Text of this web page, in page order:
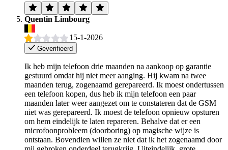
Quentin Limbourg
15-1-2026
Geverifieerd
Ik heb mijn telefoon drie maanden na aankoop op garantie
gestuurd omdat hij niet meer aanging. Hij kwam na twee
maanden terug, zogenaamd gerepareerd. Ik moest ondertussen
een telefoon kopen, dus heb ik mijn telefoon een paar
maanden later weer aangezet om te constateren dat de GSM
niet was gerepareerd. Ik moest de telefoon opnieuw opsturen
om hem eindelijk te laten repareren. Behalve dat er een
microfoonprobleem (doorboring) op magische wijze is
ontstaan. Bovendien willen ze niet dat ik het zogenaamd door